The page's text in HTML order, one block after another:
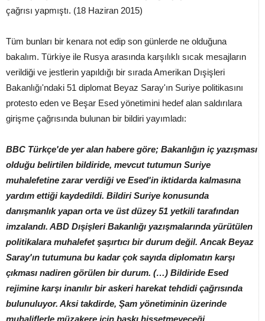
çağrısı yapmıştı. (18 Haziran 2015)
Tüm bunları bir kenara not edip son günlerde ne olduğuna
bakalım. Türkiye ile Rusya arasında karşılıklı sıcak mesajların
verildiği ve jestlerin yapıldığı bir sırada Amerikan Dışişleri
Bakanlığı'ndaki 51 diplomat Beyaz Saray'ın Suriye politikasını
protesto eden ve Beşar Esed yönetimini hedef alan saldırılara
girişme çağrısında bulunan bir bildiri yayımladı:
BBC Türkçe'de yer alan habere göre; Bakanlığın iç yazışması
olduğu belirtilen bildiride, mevcut tutumun Suriye
muhalefetine zarar verdiği ve Esed'in iktidarda kalmasına
yardım ettiği kaydedildi. Bildiri Suriye konusunda
danışmanlık yapan orta ve üst düzey 51 yetkili tarafından
imzalandı. ABD Dışişleri Bakanlığı yazışmalarında yürütülen
politikalara muhalefet şaşırtıcı bir durum değil. Ancak Beyaz
Saray'ın tutumuna bu kadar çok sayıda diplomatın karşı
çıkması nadiren görülen bir durum. (…) Bildiride Esed
rejimine karşı inanılır bir askeri harekat tehdidi çağrısında
bulunuluyor. Aksi takdirde, Şam yönetiminin üzerinde
muhaliflerle müzakere için baskı hissetmeyeceği